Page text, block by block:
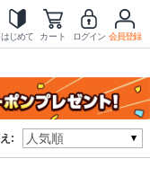
はじめて カート ログイン 会員登録
: